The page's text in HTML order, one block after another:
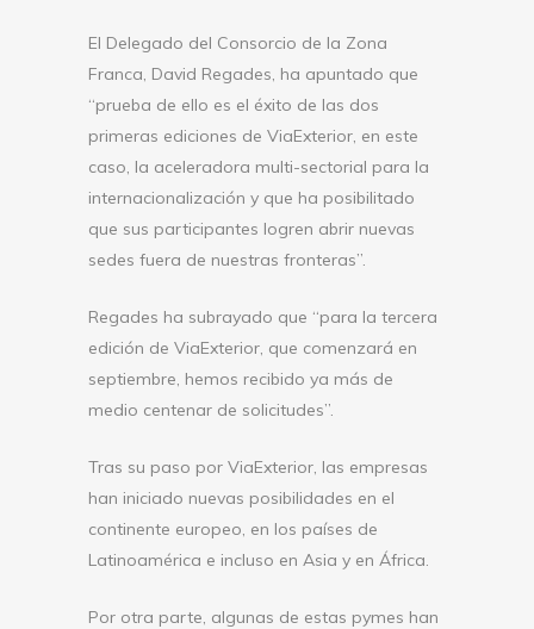
El Delegado del Consorcio de la Zona
Franca, David Regades, ha apuntado que
“prueba de ello es el éxito de las dos
primeras ediciones de ViaExterior, en este
caso, la aceleradora multi-sectorial para la
internacionalización y que ha posibilitado
que sus participantes logren abrir nuevas
sedes fuera de nuestras fronteras”.
Regades ha subrayado que “para la tercera
edición de ViaExterior, que comenzará en
septiembre, hemos recibido ya más de
medio centenar de solicitudes”.
Tras su paso por ViaExterior, las empresas
han iniciado nuevas posibilidades en el
continente europeo, en los países de
Latinoamérica e incluso en Asia y en África.
Por otra parte, algunas de estas pymes han